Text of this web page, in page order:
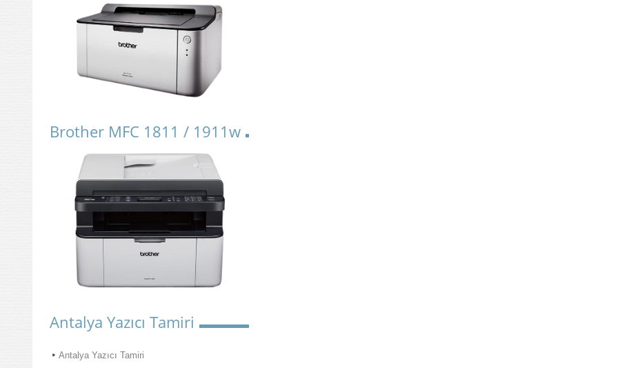
Brother MFC 1811 / 1911w
Antalya Yazıcı Tamiri
Antalya Yazıcı Tamiri